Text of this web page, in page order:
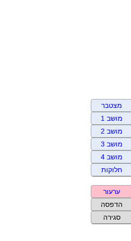
מצטבר
מושב 1
מושב 2
מושב 3
מושב 4
חלוקות
ערעור
הדפסה
סגירה